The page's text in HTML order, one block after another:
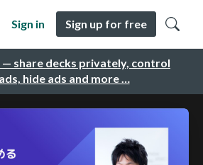
— share decks privately, control
hide ads and more …
Sign in Sign up for free